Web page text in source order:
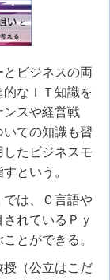
ビジネスの両
なＩＴ知識を
ンスや経営戦
ての知識も習
たビジネスモ
という。
は、Ｃ言語や
れているＰｙ
とができる。
授（公立はこだ